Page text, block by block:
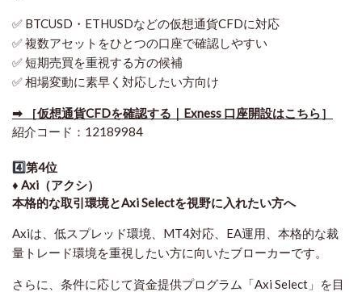
✅ BTCUSD・ETHUSDなどの仮想通貨CFDに対応
✅ 複数アセットをひとつの口座で確認しやすい
✅ 短期売買を重視する方の候補
✅ 相場変動に素早く対応したい方向け
➡ ［仮想通貨CFDを確認する｜Exness 口座開設はこちら］
紹介コード：12189984
4️⃣第4位
♦️ Axi（アクシ）
本格的な取引環境とAxi Selectを視野に入れたい方へ
Axiは、低スプレッド環境、MT4対応、EA運用、本格的な裁
量トレード環境を重視したい方に向いたブローカーです。
さらに、条件に応じて資金提供プログラム「Axi Select」を目